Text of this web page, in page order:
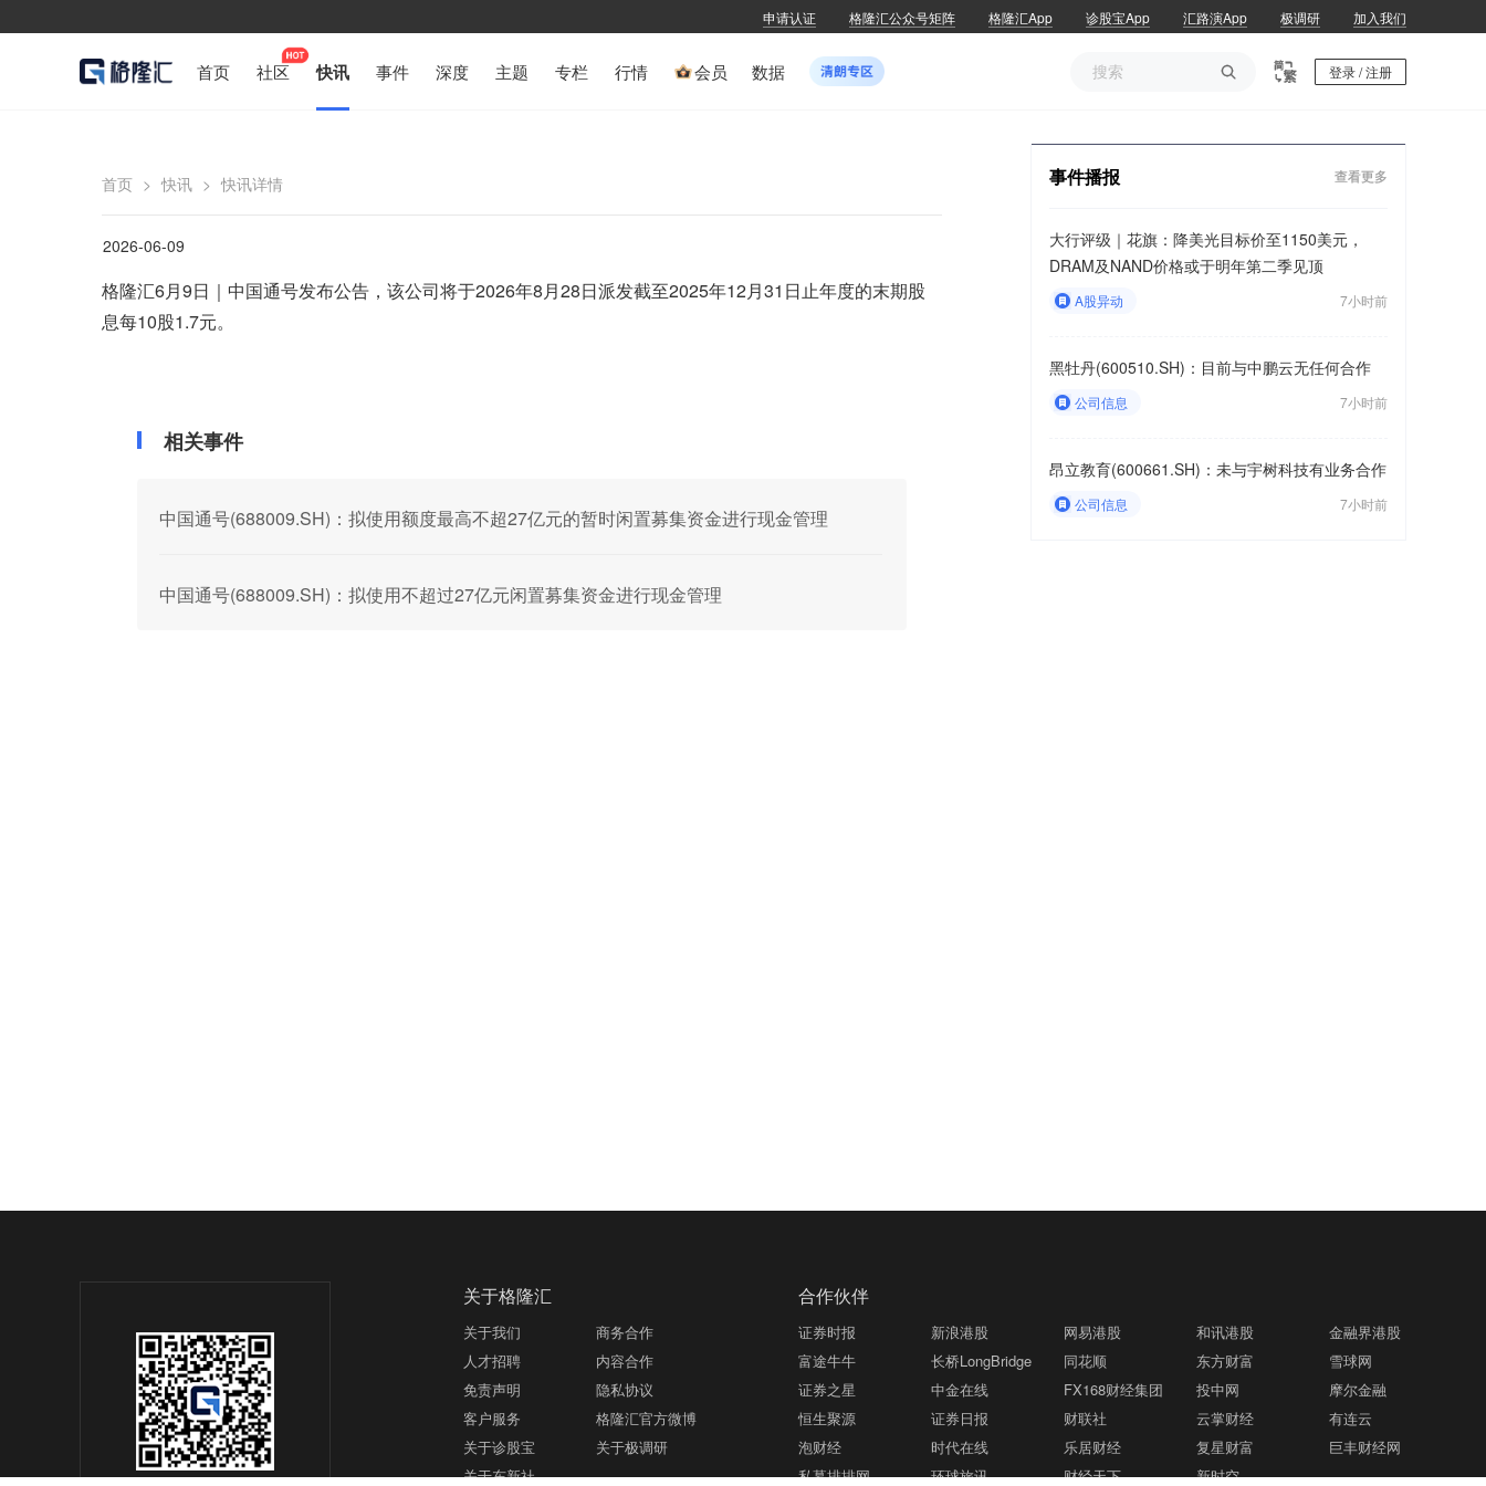
申请认证 格隆汇公众号矩阵 格隆汇App 诊股宝App 汇路演App 极调研 加入我们
首页 社区 快讯 事件 深度 主题 专栏 行情 会员 数据  登录 / 注册
首页 > 快讯 > 快讯详情
2026-06-09
格隆汇6月9日｜中国通号发布公告，该公司将于2026年8月28日派发截至2025年12月31日止年度的末期股
息每10股1.7元。
相关事件
中国通号(688009.SH)：拟使用额度最高不超27亿元的暂时闲置募集资金进行现金管理
中国通号(688009.SH)：拟使用不超过27亿元闲置募集资金进行现金管理
事件播报 查看更多
大行评级｜花旗：降美光目标价至1150美元，
DRAM及NAND价格或于明年第二季见顶
A股异动 7小时前
黑牡丹(600510.SH)：目前与中鹏云无任何合作
公司信息 7小时前
昂立教育(600661.SH)：未与宇树科技有业务合作
公司信息 7小时前
关于格隆汇
关于我们
商务合作
人才招聘
内容合作
免责声明
隐私协议
客户服务
格隆汇官方微博
关于诊股宝
关于极调研
关于东新社
合作伙伴
证券时报 新浪港股 网易港股 和讯港股
金融界港股
富途牛牛
长桥LongBridge 同花顺 东方财富
雪球网
证券之星
中金在线 FX168财经集团 投中网
摩尔金融
恒生聚源
证券日报 财联社 云掌财经
有连云
泡财经
时代在线 乐居财经 复星财富
巨丰财经网
私募排排网
环球旅讯 财经天下 新时空